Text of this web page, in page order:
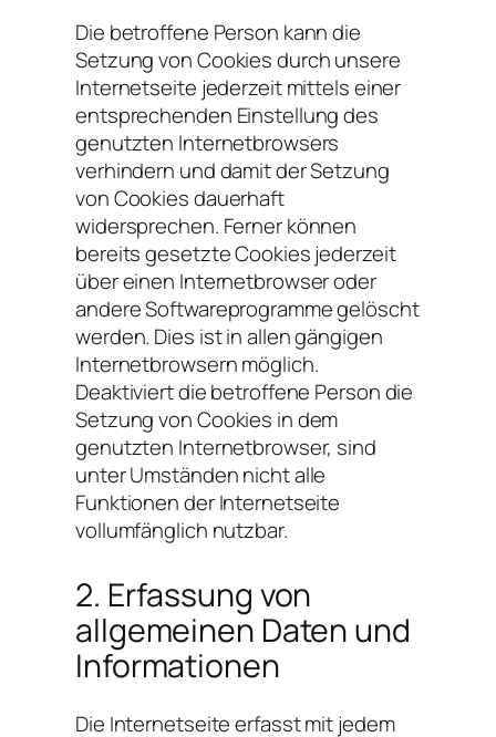
Die betroffene Person kann die
Setzung von Cookies durch unsere
Internetseite jederzeit mittels einer
entsprechenden Einstellung des
genutzten Internetbrowsers
verhindern und damit der Setzung
von Cookies dauerhaft
widersprechen. Ferner können
bereits gesetzte Cookies jederzeit
über einen Internetbrowser oder
andere Softwareprogramme gelöscht
werden. Dies ist in allen gängigen
Internetbrowsern möglich.
Deaktiviert die betroffene Person die
Setzung von Cookies in dem
genutzten Internetbrowser, sind
unter Umständen nicht alle
Funktionen der Internetseite
vollumfänglich nutzbar.
2. Erfassung von
allgemeinen Daten und
Informationen
Die Internetseite erfasst mit jedem